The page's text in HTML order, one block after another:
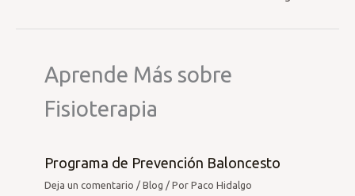
Aprende Más sobre
Fisioterapia
Programa de Prevención Baloncesto
Deja un comentario /Blog / PorPaco Hidalgo